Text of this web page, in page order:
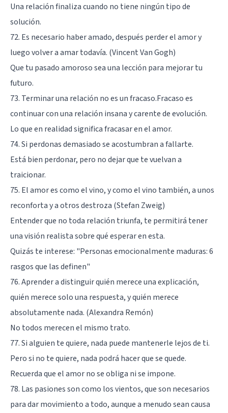
Una relación finaliza cuando no tiene ningún tipo de
solución.
72. Es necesario haber amado, después perder el amor y
luego volver a amar todavía. (Vincent Van Gogh)
Que tu pasado amoroso sea una lección para mejorar tu
futuro.
73. Terminar una relación no es un fracaso.Fracaso es
continuar con una relación insana y carente de evolución.
Lo que en realidad significa fracasar en el amor.
74. Si perdonas demasiado se acostumbran a fallarte.
Está bien perdonar, pero no dejar que te vuelvan a
traicionar.
75. El amor es como el vino, y como el vino también, a unos
reconforta y a otros destroza (Stefan Zweig)
Entender que no toda relación triunfa, te permitirá tener
una visión realista sobre qué esperar en esta.
Quizás te interese: "Personas emocionalmente maduras: 6
rasgos que las definen"
76. Aprender a distinguir quién merece una explicación,
quién merece solo una respuesta, y quién merece
absolutamente nada. (Alexandra Remón)
No todos merecen el mismo trato.
77. Si alguien te quiere, nada puede mantenerle lejos de ti.
Pero si no te quiere, nada podrá hacer que se quede.
Recuerda que el amor no se obliga ni se impone.
78. Las pasiones son como los vientos, que son necesarios
para dar movimiento a todo, aunque a menudo sean causa